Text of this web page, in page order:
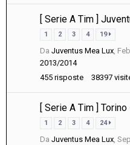
[ Serie A Tim ]
1 2 3 4 19
Da Juventus Mea Lux,
2013/2014
455 risposte 38397
[ Serie A Tim ]
1 2 3 4 24
Da Juventus Mea Lux,